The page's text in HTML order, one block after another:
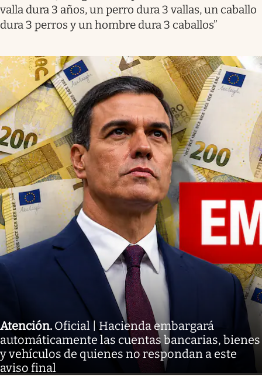
valla dura 3 años, un perro dura 3 vallas, un caballo
dura 3 perros y un hombre dura 3 caballos”
Atención. Oficial | Hacienda embargará
automáticamente las cuentas bancarias, bienes
y vehículos de quienes no respondan a este
aviso final